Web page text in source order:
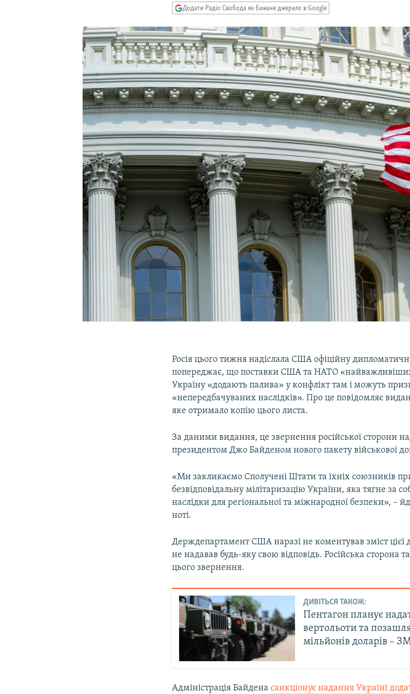
Додати Радіо Свобода як бажане джерело в Google
Росія цього тижня надіслала США офіційну
попереджає, що поставки США та НАТО
Україну «додають палива» у конфлікт там і можуть
«непередбачуваних наслідків». Про це повідомляє
яке отримало копію цього листа.
За даними видання, це звернення російської сторони
президентом Джо Байденом нового пакету військової
«Ми закликаємо Сполучені Штати та їхніх союзників
безвідповідальну мілітаризацію України, яка тягне за
наслідки для регіональної та міжнародної безпеки», –
ноті.
Держдепартамент США наразі не коментував зміст цієї
не надавав будь-яку свою відповідь. Російська сторона
цього звернення.
ДИВІТЬСЯ ТАКОЖ:
Пентагон планує
вертольоти та
мільйонів доларів –
Адміністрація Байденасанкціонує надання Україні